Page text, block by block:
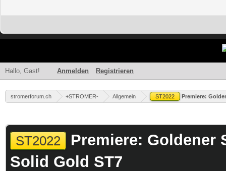
Hallo, Gast! Anmelden Registrieren
stromerforum.ch +STROMER- Allgemein ST2022 Premiere:
ST2022
Premiere: Goldener
Solid Gold ST7